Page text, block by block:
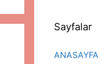
Sayfalar
ANASAYFA